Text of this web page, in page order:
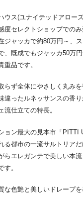
ウス(ユナイテッドアロー
度セレクトショップでの
ジャッカで約80万円～、
、既成でもジャッカ50万
重品です。
らず全体にやさしく丸み
違ったルネッサンスの香
流仕立ての特長。
ョン最大の見本市「PITTI
る都市の一流サルトリア
らエレガンテで美しい本
す。
な色艶と美しいドレープ